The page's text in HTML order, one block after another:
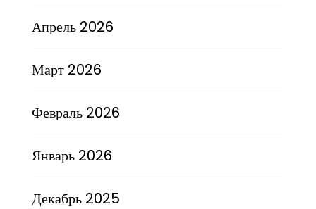
Апрель 2026
Март 2026
Февраль 2026
Январь 2026
Декабрь 2025